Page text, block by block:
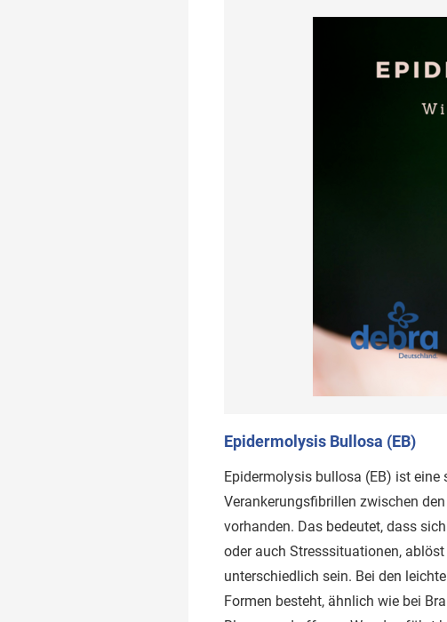
Epidermolysis Bullosa (EB)
Epidermolysis bullosa (EB) ist eine
Verankerungsfibrillen zwischen
vorhanden. Das bedeutet, dass
oder auch Stresssituationen,
unterschiedlich sein. Bei den
Formen besteht, ähnlich wie bei